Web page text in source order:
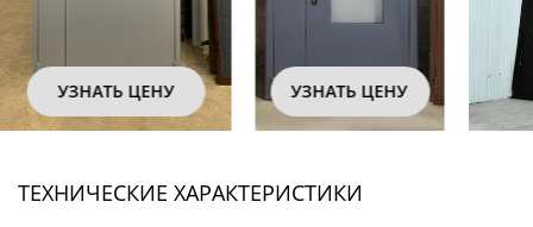
УЗНАТЬ ЦЕНУ УЗНАТЬ ЦЕНУ
ТЕХНИЧЕСКИЕ ХАРАКТЕРИСТИКИ